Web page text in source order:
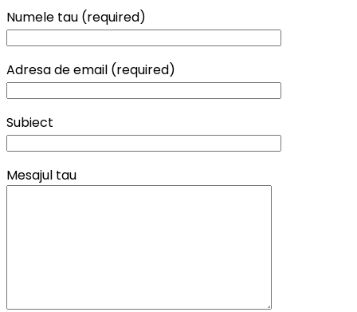
Numele tau (required)
Adresa de email (required)
Subiect
Mesajul tau